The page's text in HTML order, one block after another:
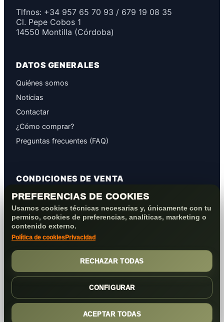
PREFERENCIAS DE COOKIES
Usamos cookies técnicas necesarias y, únicamente con tu
permiso, cookies de preferencias, analíticas, marketing o
contenido externo.
Política de cookies Privacidad
RECHAZAR TODAS
CONFIGURAR
ACEPTAR TODAS
Tlfnos: +34 957 65 70 93 / 679 19 08 35
Cl. Pepe Cobos 1
14550 Montilla (Córdoba)
DATOS GENERALES
Quiénes somos
Noticias
Contactar
¿Cómo comprar?
Preguntas frecuentes (FAQ)
CONDICIONES DE VENTA
GARANTÍAS
PROTECCIÓN DE DATOS
COOKIES+PRIVACIDAD
FORMAS DE PAGO
(c) 2026Elmejorserver.com